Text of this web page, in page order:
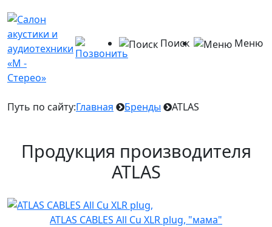
Меню
Поиск
Путь по сайту:Главная Бренды ATLAS
Продукция производителя
ATLAS
ATLAS CABLES All Cu XLR plug, "мама"